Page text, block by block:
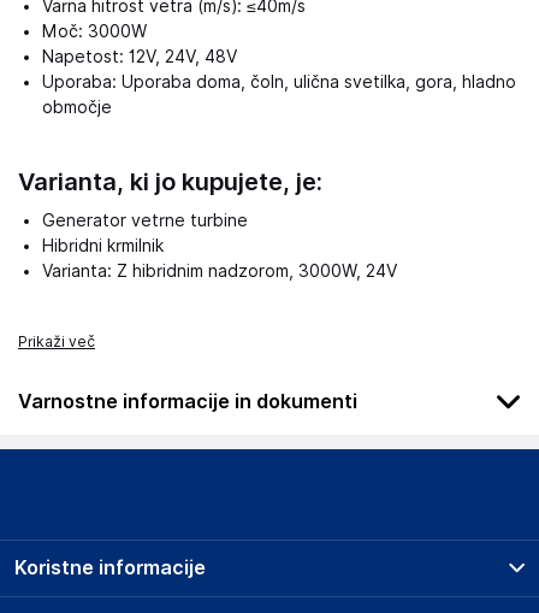
Varna hitrost vetra (m/s): ≤40m/s
Moč: 3000W
Napetost: 12V, 24V, 48V
Uporaba: Uporaba doma, čoln, ulična svetilka, gora, hladno
območje
Varianta, ki jo kupujete, je:
Generator vetrne turbine
Hibridni krmilnik
Varianta: Z hibridnim nadzorom, 3000W, 24V
Prikaži več
Varnostne informacije in dokumenti
Podatki o proizvajalcu
Wuxi aochen new energy technology co., ltd
Koristne informacije